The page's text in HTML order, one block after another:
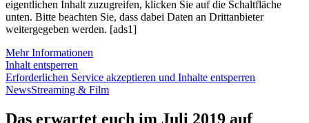
eigentlichen Inhalt zuzugreifen, klicken Sie auf die Schaltfläche
unten. Bitte beachten Sie, dass dabei Daten an Drittanbieter
weitergegeben werden. [ads1]
Mehr Informationen
Inhalt entsperren
Erforderlichen Service akzeptieren und Inhalte entsperren
NewsStreaming & Film
Das erwartet euch im Juli 2019 auf